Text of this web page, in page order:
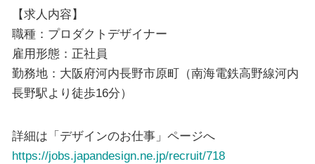
【求人内容】
職種：プロダクトデザイナー
雇用形態：正社員
勤務地：大阪府河内長野市原町（南海電鉄高野線河内
長野駅より徒歩16分）
詳細は「デザインのお仕事」ページへ
https://jobs.japandesign.ne.jp/recruit/718